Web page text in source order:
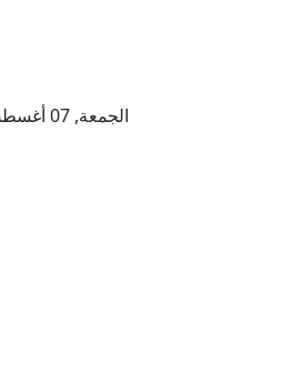
الجمعة, 07 أغسطس 2026 – 24 صفر 1448 هـ